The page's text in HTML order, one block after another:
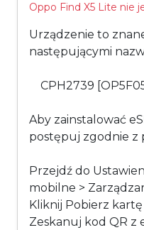
Oppo Find X5 Lite nie
Urządzenie to
następującymi
CPH2739
Aby zainstalować
postępuj zgodnie z
Przejdź do
mobilne >
Kliknij Pobierz
Zeskanuj kod QR z